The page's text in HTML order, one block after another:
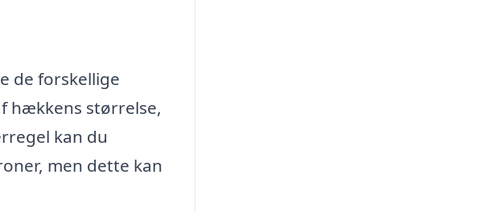
de forskellige
hækkens størrelse,
kan du
men dette kan